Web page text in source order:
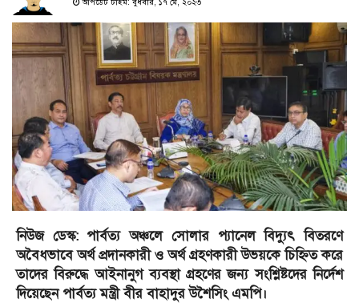
আপডেট টাইম: বুধবার, ১৭ মে, ২০২৩
নিউজ ডেস্ক: পার্বত্য অঞ্চলে সোলার প্যানেল বিদ্যুৎ বিতরণে
অবৈধভাবে অর্থ প্রদানকারী ও অর্থ গ্রহণকারী উভয়কে চিহ্নিত করে
তাদের বিরুদ্ধে আইনানুগ ব্যবস্থা গ্রহণের জন্য সংশ্লিষ্টদের নির্দেশ
দিয়েছেন পার্বত্য মন্ত্রী বীর বাহাদুর উশৈসিং এমপি।